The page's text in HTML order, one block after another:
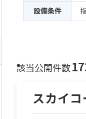
設備条件
該当公開件数
スカイ